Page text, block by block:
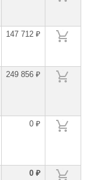
147 712 ₽
249 856 ₽
0 ₽
0 ₽